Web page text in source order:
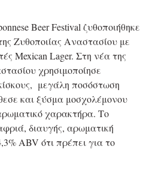
Beer Festival ζυθοποιήθηκε
Ζυθοποιίας Αναστασίου με
Mexican Lager. Στη νέα της
χρησιμοποίησε
μεγάλη ποσόστωση
και ξύσμα μοσχολέμονου
χαρακτήρα. Το
διαυγής, αρωματική
ABV ότι πρέπει για το